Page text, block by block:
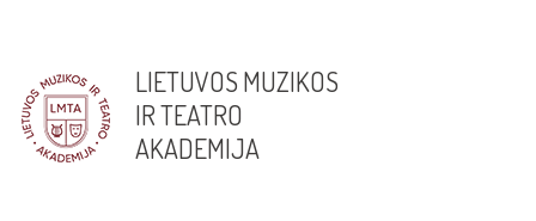
LIETUVOS MUZIKOS
IR TEATRO
AKADEMIJA